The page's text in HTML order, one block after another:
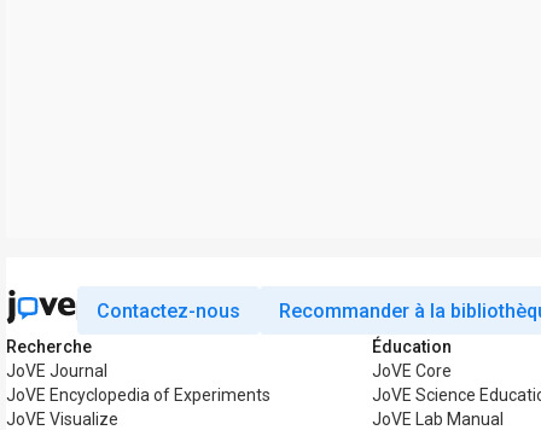
Contactez-nous Recommander à la
Recherche
JoVE Journal
JoVE Encyclopedia of Experiments
JoVE Visualize
Éducation
JoVE Core
JoVE Science
JoVE Lab Manual